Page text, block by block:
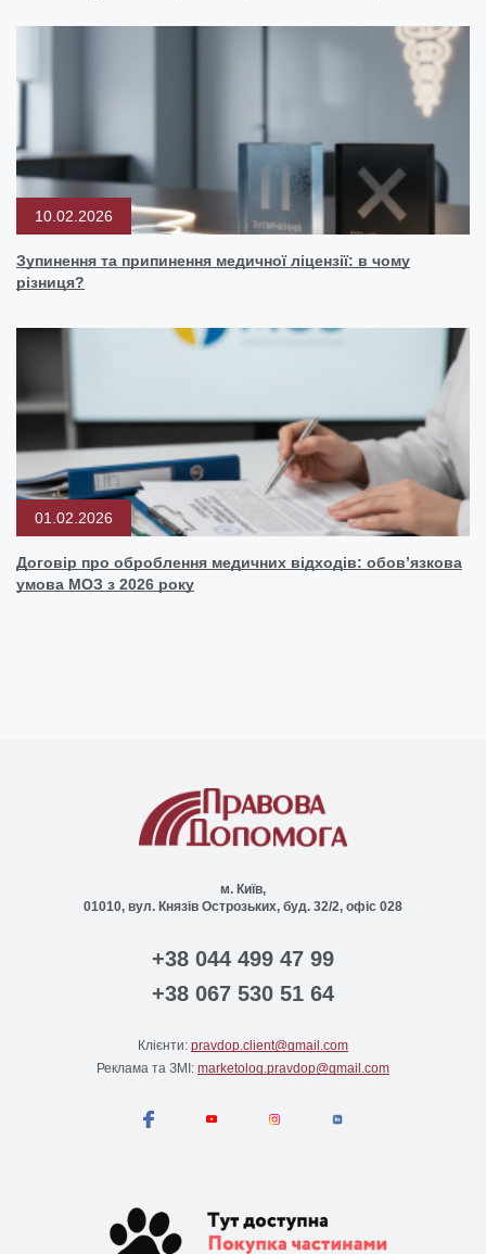
10.02.2026
Зупинення та припинення медичної ліцензії: в чому
різниця?
01.02.2026
Договір про оброблення медичних відходів: обовʼязкова
умова МОЗ з 2026 року
м. Київ,
01010, вул. Князів Острозьких, буд. 32/2, офіс 028
+38 044 499 47 99
+38 067 530 51 64
Клієнти: pravdop.client@gmail.com
Реклама та ЗМІ: marketolog.pravdop@gmail.com